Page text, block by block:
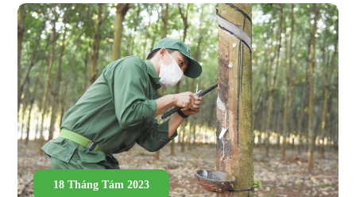
18 Tháng Tám 2023